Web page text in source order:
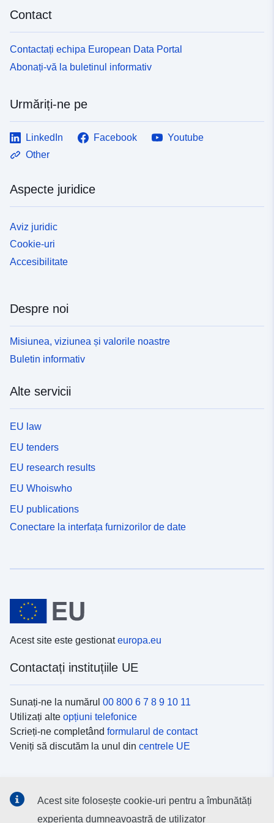
Contact
Contactați echipa European Data Portal
Abonați-vă la buletinul informativ
Urmăriți-ne pe
LinkedIn Facebook
Youtube
Other
Aspecte juridice
Aviz juridic
Cookie-uri
Accesibilitate
Despre noi
Misiunea, viziunea și valorile noastre
Buletin informativ
Alte servicii
EU law
EU tenders
EU research results
EU Whoiswho
EU publications
Conectare la interfața furnizorilor de date
Acest site este gestionateuropa.eu
Contactați instituțiile UE
Sunați-ne la numărul 00 800 6 7 8 9 10 11
Utilizați alte opțiuni telefonice
Scrieți-ne completând formularul de contact
Veniți să discutăm la unul din centrele UE
Descoperiți canalele UEpe rețelele sociale
Acest site folosește cookie-uri pentru a îmbunătăți
experiența dumneavoastră de utilizator